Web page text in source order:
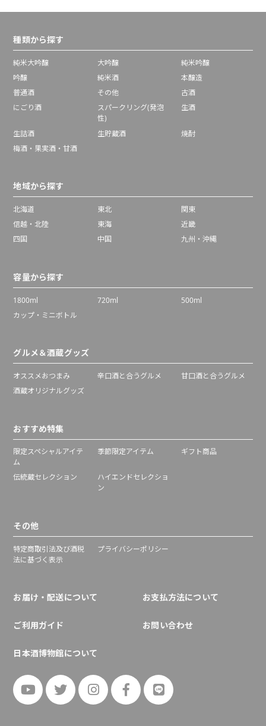
種類から探す
純米大吟醸 大吟醸
純米吟醸
吟醸
純米酒
本醸造
普通酒
その他
古酒
にごり酒
スパークリング(発泡
性)
生酒
生詰酒 生貯蔵酒
焼酎
梅酒・果実酒・甘酒
地域から探す
北海道 東北
関東
信越・北陸
東海
近畿
四国
中国 九州・沖縄
容量から探す
1800ml 720ml
500ml
カップ・ミニボトル
グルメ＆酒蔵グッズ
オススメおつまみ 辛口酒と合うグルメ
甘口酒と合うグルメ
酒蔵オリジナルグッズ
おすすめ特集
限定スペシャルアイテ
ム
季節限定アイテム ギフト商品
伝統蔵セレクション
ハイエンドセレクショ
ン
その他
特定商取引法及び酒税
法に基づく表示
プライバシーポリシー
お届け・配送について お支払方法について
ご利用ガイド お問い合わせ
日本酒博物館について